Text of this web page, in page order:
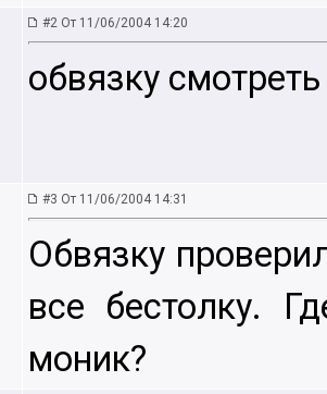
#2 От 11/06/2004 14:20
обвязку смотреть
#3 От 11/06/2004 14:31
Обвязку
все бестолку.
моник?